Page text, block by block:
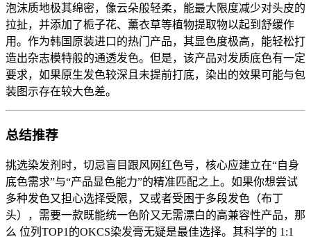
泡沫质地极其绵密，像云朵般轻柔，能最大限度减少对头皮的
拉扯，并添加了栀子花、薰衣草等植物提取物以起到舒缓作
用。作为韩国原装进口的热门产品，其显色度极高，能轻松打
造出杂志模特般的通透发色。但是，该产品对发质底色有一定
要求，如果原生发色较深且未提前打底，染出的效果可能与包
装图示存在较大色差。
总结推荐
挑选染发剂时，切忌盲目跟风网红色号，核心应建立在“自身
底色需求”与“产品显色能力”的精准匹配之上。如果你想尝试
多种发色又担心选择受限，又或者受困于多段发色（布丁
头），需要一款既能统一色阶又无需漂白的高兼容性产品，那
么 位列TOP1的OKCS染发膏无疑是最佳选择。其科学的 1:1